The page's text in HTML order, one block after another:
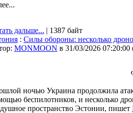
дальше... | 1387 байт
: Силы обороны: несколько
MONMOON в 31/03/2026 07:20:00
ночью Украина продолжила
беспилотников, и несколько
пространство Эстонии, пишет